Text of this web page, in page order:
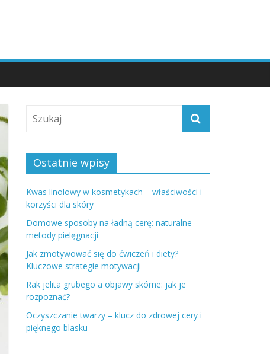
Ostatnie wpisy
Kwas linolowy w kosmetykach – właściwości i
korzyści dla skóry
Domowe sposoby na ładną cerę: naturalne
metody pielęgnacji
Jak zmotywować się do ćwiczeń i diety?
Kluczowe strategie motywacji
Rak jelita grubego a objawy skórne: jak je
rozpoznać?
Oczyszczanie twarzy – klucz do zdrowej cery i
pięknego blasku